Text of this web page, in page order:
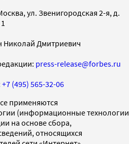
ул. Звенигородская 2-я, д.
Николай Дмитриевич
press-release@forbes.ru
+7 (495) 565-32-06
применяются
(информационные технологии
на основе сбора,
относящихся